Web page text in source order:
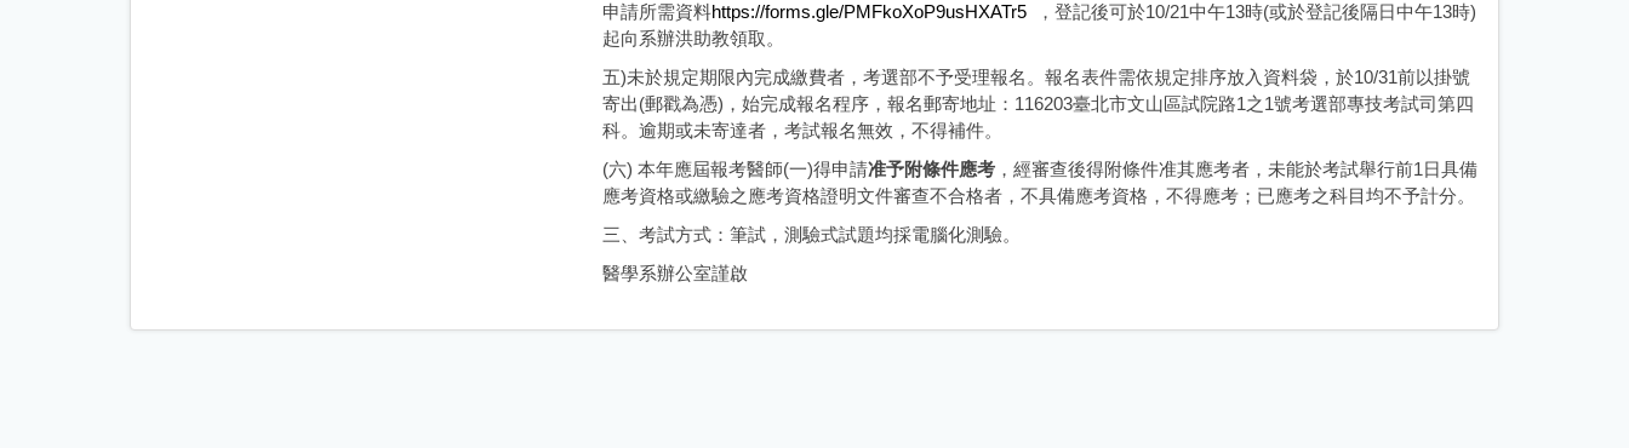
申請所需資料https://forms.gle/PMFkoXoP9usHXATr5 ，登記後可於10/21中午13時(或於登記後隔日中午13時)
起向系辦洪助教領取。
五)未於規定期限內完成繳費者，考選部不予受理報名。報名表件需依規定排序放入資料袋，於10/31前以掛號
寄出(郵戳為憑)，始完成報名程序，報名郵寄地址：116203臺北市文山區試院路1之1號考選部專技考試司第四
科。逾期或未寄達者，考試報名無效，不得補件。
(六) 本年應屆報考醫師(一)得申請准予附條件應考 ，經審查後得附條件准其應考者，未能於考試舉行前1日具備
應考資格或繳驗之應考資格證明文件審查不合格者，不具備應考資格，不得應考；已應考之科目均不予計分。
三、考試方式：筆試，測驗式試題均採電腦化測驗。
醫學系辦公室謹啟